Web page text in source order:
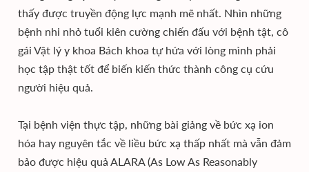
thấy được truyền động lực mạnh mẽ nhất. Nhìn những
bệnh nhi nhỏ tuổi kiên cường chiến đấu với bệnh tật, cô
gái Vật lý y khoa Bách khoa tự hứa với lòng mình phải
học tập thật tốt để biến kiến thức thành công cụ cứu
người hiệu quả.
Tại bệnh viện thực tập, những bài giảng về bức xạ ion
hóa hay nguyên tắc về liều bức xạ thấp nhất mà vẫn đảm
bảo được hiệu quả ALARA (As Low As Reasonably